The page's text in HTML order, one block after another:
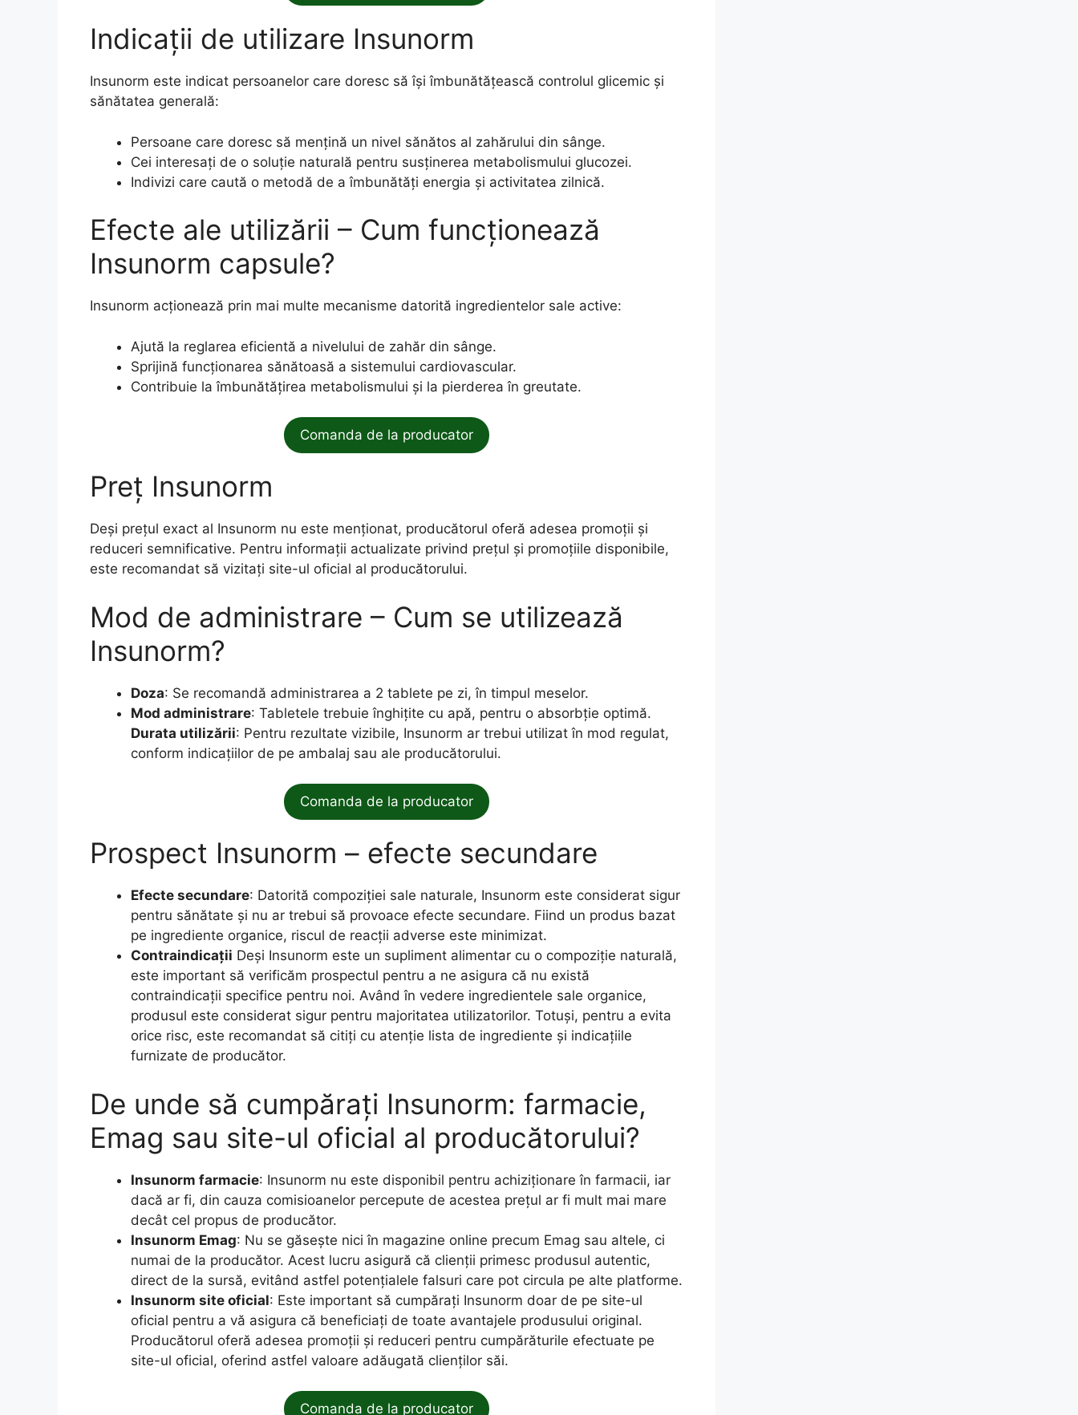
Indicații de utilizare Insunorm
Insunorm este indicat persoanelor care doresc să își îmbunătățească controlul glicemic și
sănătatea generală:
Persoane care doresc să mențină un nivel sănătos al zahărului din sânge.
Cei interesați de o soluție naturală pentru susținerea metabolismului glucozei.
Indivizi care caută o metodă de a îmbunătăți energia și activitatea zilnică.
Efecte ale utilizării – Cum funcționează
Insunorm capsule?
Insunorm acționează prin mai multe mecanisme datorită ingredientelor sale active:
Ajută la reglarea eficientă a nivelului de zahăr din sânge.
Sprijină funcționarea sănătoasă a sistemului cardiovascular.
Contribuie la îmbunătățirea metabolismului și la pierderea în greutate.
Comanda de la producator
Preț Insunorm
Deși prețul exact al Insunorm nu este menționat, producătorul oferă adesea promoții și
reduceri semnificative. Pentru informații actualizate privind prețul și promoțiile disponibile,
este recomandat să vizitați site-ul oficial al producătorului.
Mod de administrare – Cum se utilizează
Insunorm?
Doza: Se recomandă administrarea a 2 tablete pe zi, în timpul meselor.
Mod administrare: Tabletele trebuie înghițite cu apă, pentru o absorbție optimă.
Durata utilizării: Pentru rezultate vizibile, Insunorm ar trebui utilizat în mod regulat,
conform indicațiilor de pe ambalaj sau ale producătorului.
Comanda de la producator
Prospect Insunorm – efecte secundare
Efecte secundare: Datorită compoziției sale naturale, Insunorm este considerat sigur
pentru sănătate și nu ar trebui să provoace efecte secundare. Fiind un produs bazat
pe ingrediente organice, riscul de reacții adverse este minimizat.
Contraindicații Deși Insunorm este un supliment alimentar cu o compoziție naturală,
este important să verificăm prospectul pentru a ne asigura că nu există
contraindicații specifice pentru noi. Având în vedere ingredientele sale organice,
produsul este considerat sigur pentru majoritatea utilizatorilor. Totuși, pentru a evita
orice risc, este recomandat să citiți cu atenție lista de ingrediente și indicațiile
furnizate de producător.
De unde să cumpărați Insunorm: farmacie,
Emag sau site-ul oficial al producătorului?
Insunorm farmacie: Insunorm nu este disponibil pentru achiziționare în farmacii, iar
dacă ar fi, din cauza comisioanelor percepute de acestea prețul ar fi mult mai mare
decât cel propus de producător.
Insunorm Emag: Nu se găsește nici în magazine online precum Emag sau altele, ci
numai de la producător. Acest lucru asigură că clienții primesc produsul autentic,
direct de la sursă, evitând astfel potențialele falsuri care pot circula pe alte platforme.
Insunorm site oficial: Este important să cumpărați Insunorm doar de pe site-ul
oficial pentru a vă asigura că beneficiați de toate avantajele produsului original.
Producătorul oferă adesea promoții și reduceri pentru cumpărăturile efectuate pe
site-ul oficial, oferind astfel valoare adăugată clienților săi.
Comanda de la producator